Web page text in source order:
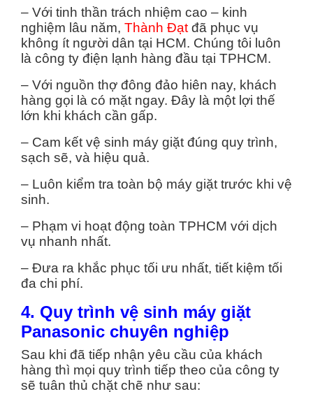
– Với tinh thần trách nhiệm cao – kinh
nghiệm lâu năm, Thành Đạtđã phục vụ
không ít người dân tại HCM. Chúng tôi luôn
là công ty điện lạnh hàng đầu tại TPHCM.
– Với nguồn thợ đông đảo hiên nay, khách
hàng gọi là có mặt ngay. Đây là một lợi thế
lớn khi khách cần gấp.
– Cam kết vệ sinh máy giặt đúng quy trình,
sạch sẽ, và hiệu quả.
– Luôn kiểm tra toàn bộ máy giặt trước khi vệ
sinh.
– Phạm vi hoạt động toàn TPHCM với dịch
vụ nhanh nhất.
– Đưa ra khắc phục tối ưu nhất, tiết kiệm tối
đa chi phí.
4. Quy trình vệ sinh máy giặt
Panasonic chuyên nghiệp
Sau khi đã tiếp nhận yêu cầu của khách
hàng thì mọi quy trình tiếp theo của công ty
sẽ tuân thủ chặt chẽ như sau: